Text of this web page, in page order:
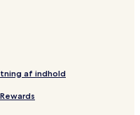
af indhold